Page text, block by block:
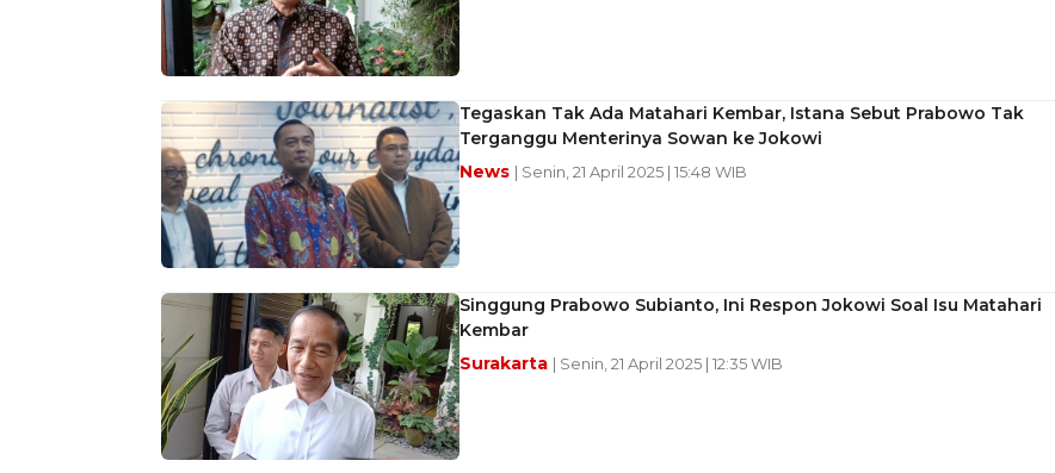
Tegaskan Tak Ada Matahari Kembar, Istana Sebut Prabowo Tak
Terganggu Menterinya Sowan ke Jokowi
News | Senin, 21 April 2025 | 15:48 WIB
Singgung Prabowo Subianto, Ini Respon Jokowi Soal Isu Matahari
Kembar
Surakarta | Senin, 21 April 2025 | 12:35 WIB